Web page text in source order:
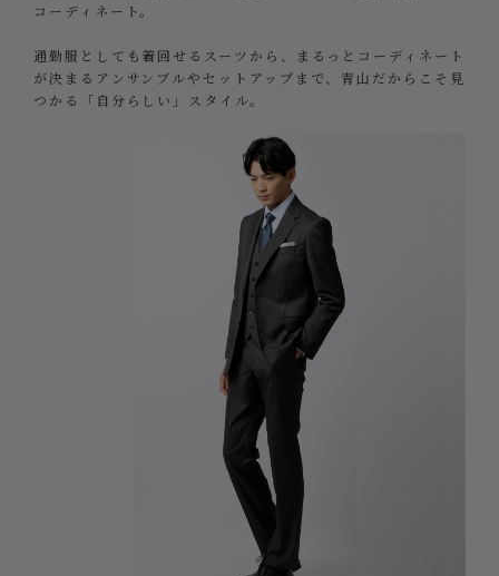
コーディネート。
通勤服としても着回せるスーツから、まるっとコーディネート
が決まるアンサンブルやセットアップまで、青山だからこそ見
つかる「自分らしい」スタイル。